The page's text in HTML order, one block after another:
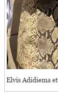
Elvis Adidiema